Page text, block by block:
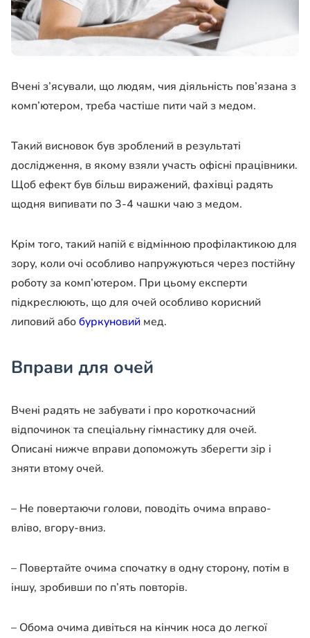
Вчені з’ясували, що людям, чия діяльність пов’язана з
комп’ютером, треба частіше пити чай з медом.
Такий висновок був зроблений в результаті
дослідження, в якому взяли участь офісні працівники.
Щоб ефект був більш виражений, фахівці радять
щодня випивати по 3-4 чашки чаю з медом.
Крім того, такий напій є відмінною профілактикою для
зору, коли очі особливо напружуються через постійну
роботу за комп’ютером. При цьому експерти
підкреслюють, що для очей особливо корисний
липовий абобуркуновий мед.
Вправи для очей
Вчені радять не забувати і про короткочасний
відпочинок та спеціальну гімнастику для очей.
Описані нижче вправи допоможуть зберегти зір і
зняти втому очей.
– Не повертаючи голови, поводіть очима вправо-
вліво, вгору-вниз.
– Повертайте очима спочатку в одну сторону, потім в
іншу, зробивши по п’ять повторів.
– Обома очима дивіться на кінчик носа до легкої